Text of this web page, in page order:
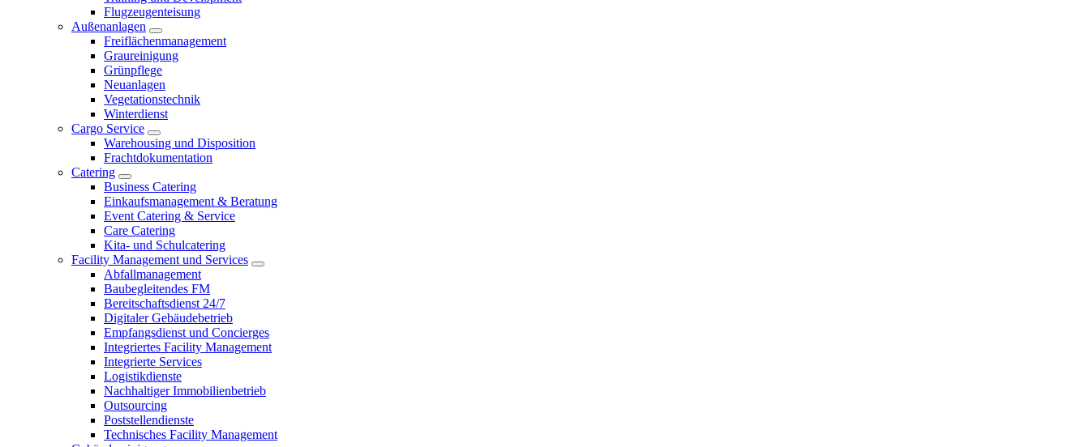
Flugzeugenteisung
Außenanlagen
Freiflächenmanagement
Graureinigung
Grünpflege
Neuanlagen
Vegetationstechnik
Winterdienst
Cargo Service
Warehousing und Disposition
Frachtdokumentation
Catering
Business Catering
Einkaufsmanagement & Beratung
Event Catering & Service
Care Catering
Kita- und Schulcatering
Facility Management und Services
Abfallmanagement
Baubegleitendes FM
Bereitschaftsdienst 24/7
Digitaler Gebäudebetrieb
Empfangsdienst und Concierges
Integriertes Facility Management
Integrierte Services
Logistikdienste
Nachhaltiger Immobilienbetrieb
Outsourcing
Poststellendienste
Technisches Facility Management